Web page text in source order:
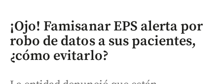
¡Ojo! Famisanar EPS alerta por
robo de datos a sus pacientes,
¿cómo evitarlo?